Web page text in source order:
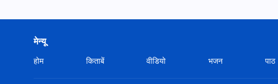
मेन्यू
होम किताबें वीडियो भजन पाठ